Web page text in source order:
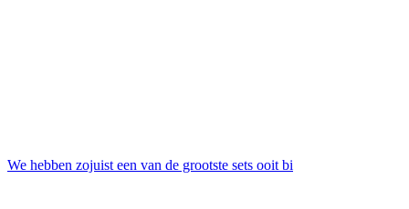
We hebben zojuist een van de grootste sets ooit bi